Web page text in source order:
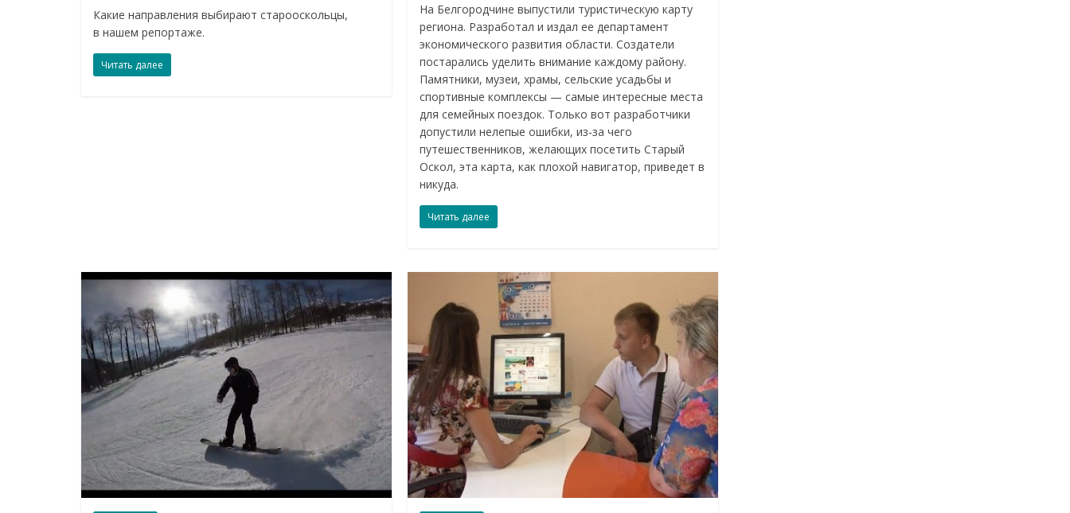
Какие направления выбирают старооскольцы,
в нашем репортаже.
Читать далее
На Белгородчине выпустили туристическую карту
региона. Разработал и издал ее департамент
экономического развития области. Создатели
постарались уделить внимание каждому району.
Памятники, музеи, храмы, сельские усадьбы и
спортивные комплексы — самые интересные места
для семейных поездок. Только вот разработчики
допустили нелепые ошибки, из-за чего
путешественников, желающих посетить Старый
Оскол, эта карта, как плохой навигатор, приведет в
никуда.
Читать далее